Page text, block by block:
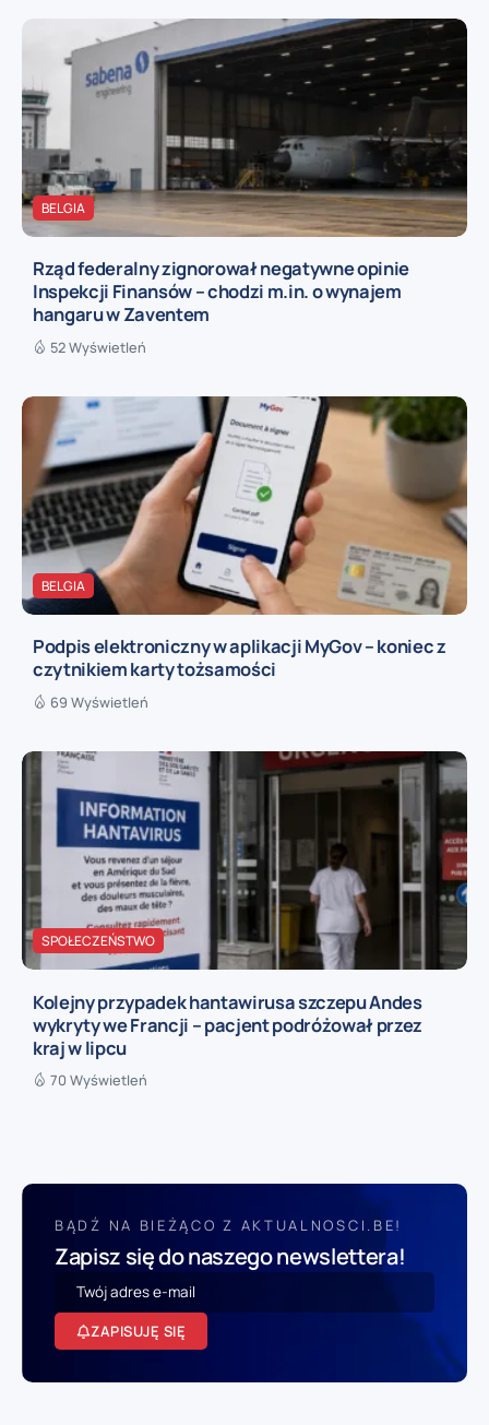
BELGIA
Rząd federalny zignorował negatywne opinie
Inspekcji Finansów – chodzi m.in. o wynajem
hangaru w Zaventem
52 Wyświetleń
BELGIA
Podpis elektroniczny w aplikacji MyGov – koniec z
czytnikiem karty tożsamości
69 Wyświetleń
SPOŁECZEŃSTWO
Kolejny przypadek hantawirusa szczepu Andes
wykryty we Francji – pacjent podróżował przez
kraj w lipcu
70 Wyświetleń
BĄDŹ NA BIEŻĄCO Z AKTUALNOSCI.BE!
Zapisz się do naszego newslettera!
ZAPISUJĘ SIĘ